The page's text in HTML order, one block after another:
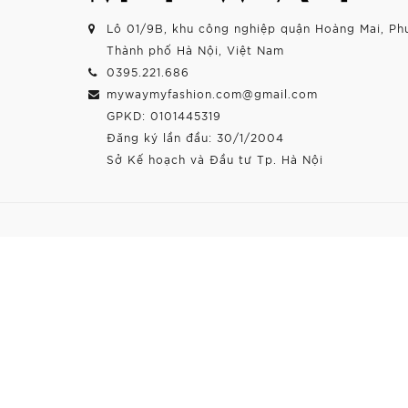
Lô 01/9B, khu công nghiệp quận Hoàng Mai,
Thành phố Hà Nội, Việt Nam
0395.221.686
mywaymyfashion.com@gmail.com
GPKD: 0101445319
Đăng ký lần đầu: 30/1/2004
Sở Kế hoạch và Đầu tư Tp. Hà Nội